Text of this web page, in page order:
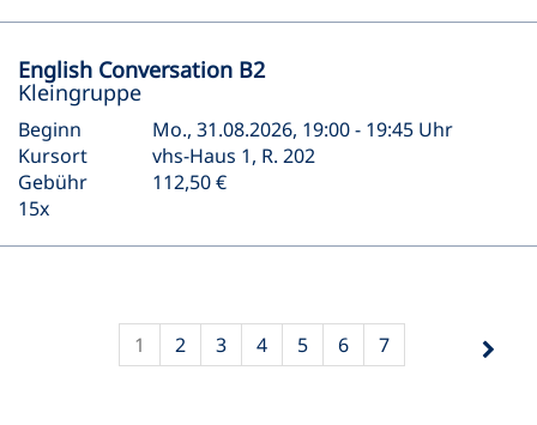
English Conversation B2
Kleingruppe
Beginn
Mo., 31.08.2026, 19:00 - 19:45 Uhr
Kursort
vhs-Haus 1, R. 202
Gebühr
112,50 €
15x
1 2 3 4 5 6 7